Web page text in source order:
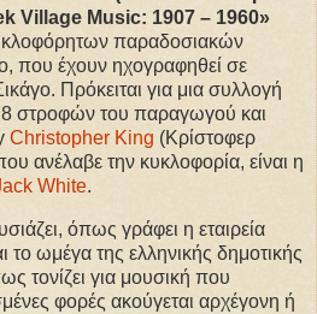
Village Music: 1907 – 1960»
παραδοσιακών
που έχουν ηχογραφηθεί σε
Πρόκειται για μια συλλογή
στροφών του παραγωγού και
Christopher King (Κρίστοφερ
ανέλαβε την κυκλοφορία, είναι η
White.
όπως γράφει η εταιρεία
ωμέγα της ελληνικής δημοτικής
τονίζει για μουσική που
φορές ακούγεται αρχέγονη ή